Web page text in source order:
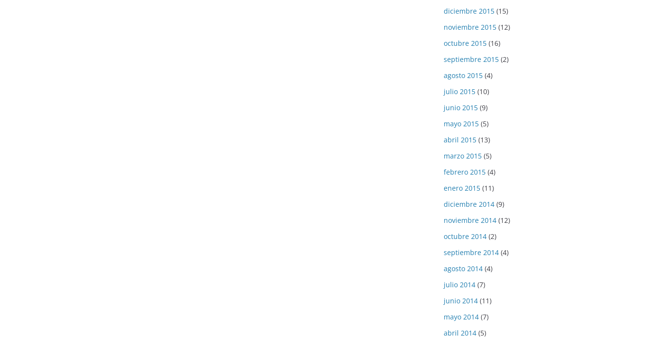
diciembre 2015 (15)
noviembre 2015 (12)
octubre 2015 (16)
septiembre 2015 (2)
agosto 2015 (4)
julio 2015 (10)
junio 2015 (9)
mayo 2015 (5)
abril 2015 (13)
marzo 2015 (5)
febrero 2015 (4)
enero 2015 (11)
diciembre 2014 (9)
noviembre 2014 (12)
octubre 2014 (2)
septiembre 2014 (4)
agosto 2014 (4)
julio 2014 (7)
junio 2014 (11)
mayo 2014 (7)
abril 2014 (5)